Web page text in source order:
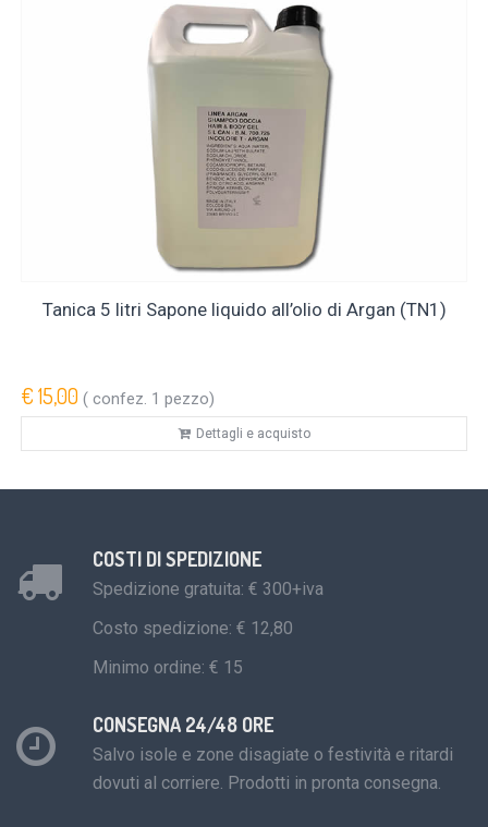
Tanica 5 litri Sapone liquido all’olio di Argan (TN1)
€ 15,00 ( confez. 1 pezzo)
Dettagli e acquisto
COSTI DI SPEDIZIONE
Spedizione gratuita: € 300+iva
Costo spedizione: € 12,80
Minimo ordine: € 15
CONSEGNA 24/48 ORE
Salvo isole e zone disagiate o festività e ritardi
dovuti al corriere. Prodotti in pronta consegna.